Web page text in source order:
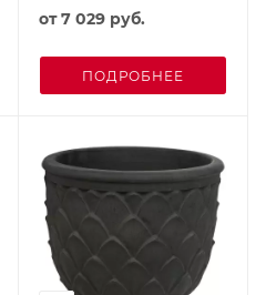
от7 029 руб.
ПОДРОБНЕЕ